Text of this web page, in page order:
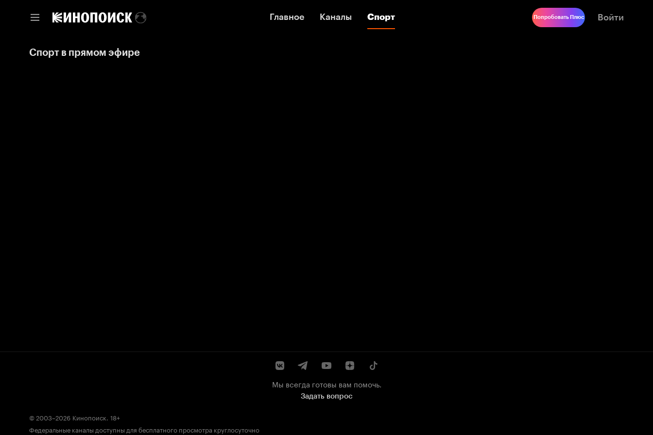
Главное Каналы Спорт
Главное Каналы Спорт Попробовать Плюс Войти
Спорт в прямом эфире
Мы всегда готовы вам помочь.
Задать вопрос
© 2003–2026 Кинопоиск. 18+
Федеральные каналы доступны для бесплатного просмотра круглосуточно